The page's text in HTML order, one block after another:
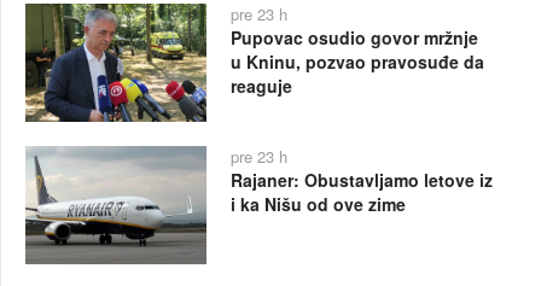
pre 23 h
Pupovac osudio govor mržnje
u Kninu, pozvao pravosuđe da
reaguje
pre 23 h
Rajaner: Obustavljamo letove iz
i ka Nišu od ove zime